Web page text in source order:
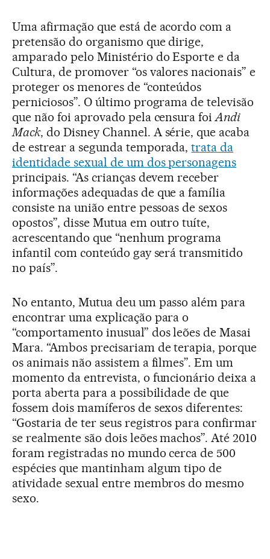
Uma afirmação que está de acordo com a
pretensão do organismo que dirige,
amparado pelo Ministério do Esporte e da
Cultura, de promover “os valores nacionais” e
proteger os menores de “conteúdos
perniciosos”. O último programa de televisão
que não foi aprovado pela censura foiAndi
Mack, do Disney Channel. A série, que acaba
de estrear a segunda temporada,trata da
identidade sexual de um dos personagens
principais. “As crianças devem receber
informações adequadas de que a família
consiste na união entre pessoas de sexos
opostos”, disse Mutua em outro tuíte,
acrescentando que “nenhum programa
infantil com conteúdo gay será transmitido
no país”.
No entanto, Mutua deu um passo além para
encontrar uma explicação para o
“comportamento inusual” dos leões de Masai
Mara. “Ambos precisariam de terapia, porque
os animais não assistem a filmes”. Em um
momento da entrevista, o funcionário deixa a
porta aberta para a possibilidade de que
fossem dois mamíferos de sexos diferentes:
“Gostaria de ter seus registros para confirmar
se realmente são dois leões machos”. Até 2010
foram registradas no mundo cerca de 500
espécies que mantinham algum tipo de
atividade sexual entre membros do mesmo
sexo.